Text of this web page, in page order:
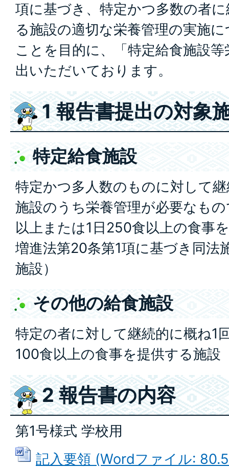
項に基づき、特定かつ多数の者
る施設の適切な栄養管理の実施
ことを目的に、「特定給食施設
出いただいております。
1 報告書提出の対象
特定給食施設
特定かつ多人数のものに対して
施設のうち栄養管理が必要なも
以上または1日250食以上の食事
増進法第20条第1項に基づき同法
施設）
その他の給食施設
特定の者に対して継続的に概ね1
100食以上の食事を提供する施設
2 報告書の内容
第1号様式 学校用
記入要領 (Wordファイル: